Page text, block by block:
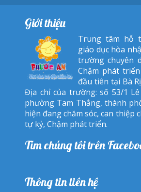
Giới thiệu
Trung tâm hỗ
giáo dục hòa
trường chuyên
Chậm phát
đầu tiên tại Bà
Địa chỉ của trường: số 53/1
phường Tam Thắng, thành
hiện đang chăm sóc, can thiệp
tự kỷ, Chậm phát triển.
Tìm chúng tôi trên
Thông tin liên hệ